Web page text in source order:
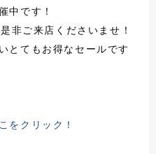
中です！
非ご来店くださいませ！
とてもお得なセールです
をクリック！